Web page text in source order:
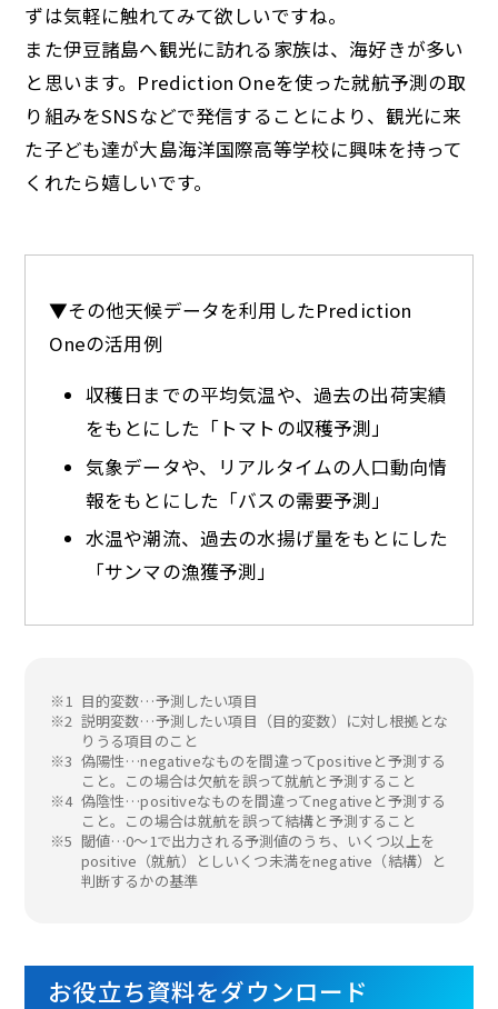
ずは気軽に触れてみて欲しいですね。
また伊豆諸島へ観光に訪れる家族は、海好きが多い
と思います。Prediction Oneを使った就航予測の取
り組みをSNSなどで発信することにより、観光に来
た子ども達が大島海洋国際高等学校に興味を持って
くれたら嬉しいです。
▼その他天候データを利用したPrediction
Oneの活用例
収穫日までの平均気温や、過去の出荷実績
をもとにした「トマトの収穫予測」
気象データや、リアルタイムの人口動向情
報をもとにした「バスの需要予測」
水温や潮流、過去の水揚げ量をもとにした
「サンマの漁獲予測」
※1 目的変数…予測したい項目
※2 説明変数…予測したい項目（目的変数）に対し根拠とな
りうる項目のこと
※3 偽陽性…negativeなものを間違ってpositiveと予測する
こと。この場合は欠航を誤って就航と予測すること
※4 偽陰性…positiveなものを間違ってnegativeと予測する
こと。この場合は就航を誤って結構と予測すること
※5 閾値…0～1で出力される予測値のうち、いくつ以上を
positive（就航）としいくつ未満をnegative（結構）と
判断するかの基準
お役立ち資料をダウンロード